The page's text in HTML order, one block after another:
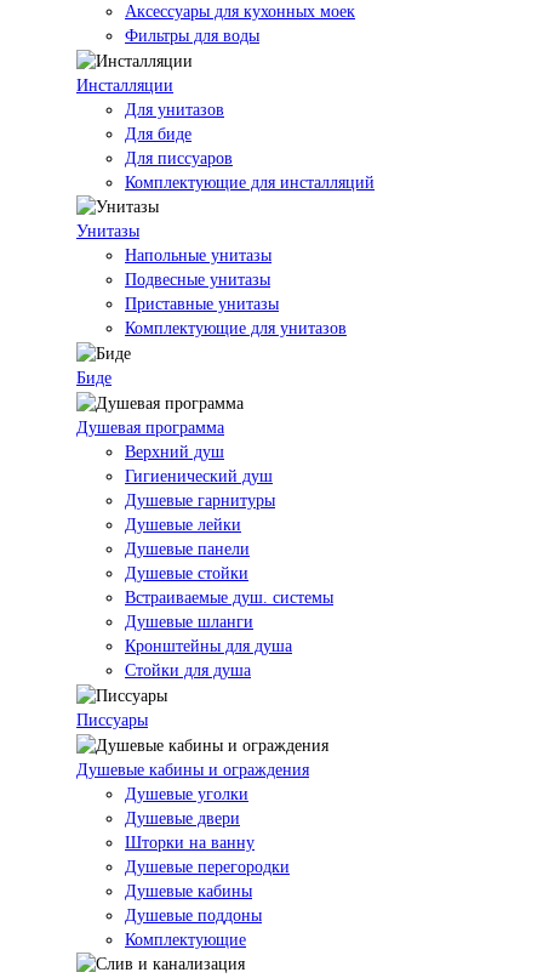
Аксессуары для кухонных моек
Фильтры для воды
Инсталляции
Для унитазов
Для биде
Для писсуаров
Комплектующие для инсталляций
Унитазы
Напольные унитазы
Подвесные унитазы
Приставные унитазы
Комплектующие для унитазов
Биде
Душевая программа
Верхний душ
Гигиенический душ
Душевые гарнитуры
Душевые лейки
Душевые панели
Душевые стойки
Встраиваемые душ. системы
Душевые шланги
Кронштейны для душа
Стойки для душа
Писсуары
Душевые кабины и ограждения
Душевые уголки
Душевые двери
Шторки на ванну
Душевые перегородки
Душевые кабины
Душевые поддоны
Комплектующие